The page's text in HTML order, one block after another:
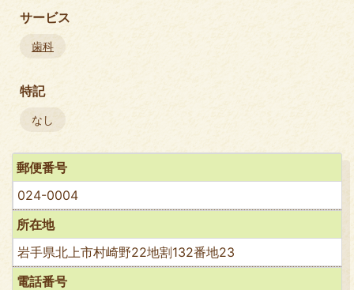
サービス
歯科
特記
なし
郵便番号
024-0004
所在地
岩手県北上市村崎野22地割132番地23
電話番号